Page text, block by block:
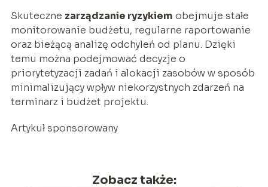
Skuteczne zarządzanie ryzykiem obejmuje stałe
monitorowanie budżetu, regularne raportowanie
oraz bieżącą analizę odchyleń od planu. Dzięki
temu można podejmować decyzje o
priorytetyzacji zadań i alokacji zasobów w sposób
minimalizujący wpływ niekorzystnych zdarzeń na
terminarz i budżet projektu.
Artykuł sponsorowany
Zobacz także: